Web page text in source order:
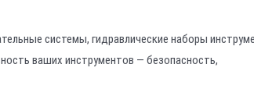
системы, гидравлические наборы
ваших инструментов — безопасность,